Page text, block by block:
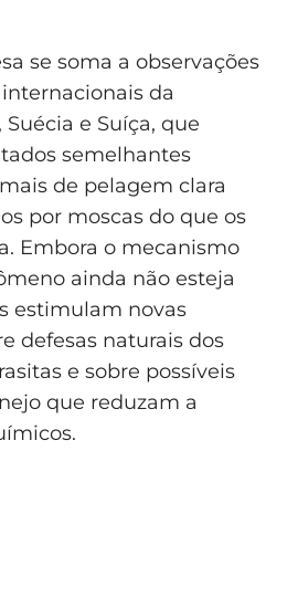
se soma a observações
da
e Suíça, que
semelhantes
de pelagem clara
por moscas do que os
Embora o mecanismo
ainda não esteja
estimulam novas
defesas naturais dos
e sobre possíveis
que reduzam a